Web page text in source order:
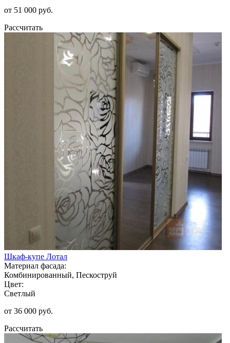
от 51 000 руб.
Рассчитать
Шкаф-купе Лотал
Материал фасада:
Комбинированный, Пескоструй
Цвет:
Светлый
от 36 000 руб.
Рассчитать